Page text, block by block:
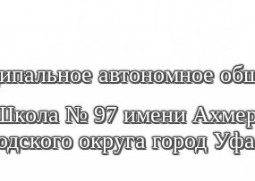
автономное
№ 97 имени
округа город